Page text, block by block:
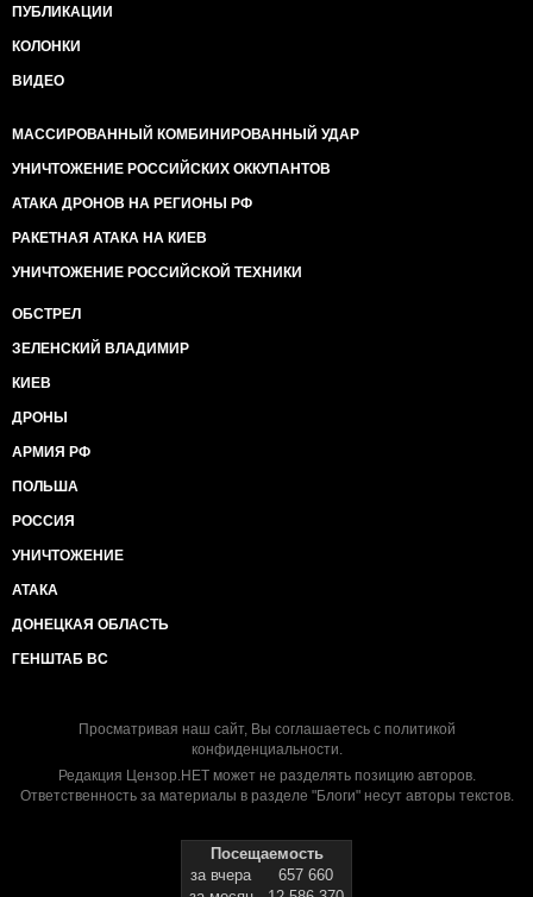
ПУБЛИКАЦИИ
КОЛОНКИ
ВИДЕО
МАССИРОВАННЫЙ КОМБИНИРОВАННЫЙ УДАР
УНИЧТОЖЕНИЕ РОССИЙСКИХ ОККУПАНТОВ
АТАКА ДРОНОВ НА РЕГИОНЫ РФ
РАКЕТНАЯ АТАКА НА КИЕВ
УНИЧТОЖЕНИЕ РОССИЙСКОЙ ТЕХНИКИ
ОБСТРЕЛ
ЗЕЛЕНСКИЙ ВЛАДИМИР
КИЕВ
ДРОНЫ
АРМИЯ РФ
ПОЛЬША
РОССИЯ
УНИЧТОЖЕНИЕ
АТАКА
ДОНЕЦКАЯ ОБЛАСТЬ
ГЕНШТАБ ВС
Просматривая наш сайт, Вы соглашаетесь с политикой
конфиденциальности.
Редакция Цензор.НЕТ может не разделять позицию авторов.
Ответственность за материалы в разделе "Блоги" несут авторы текстов.
Посещаемость
за вчера
657 660